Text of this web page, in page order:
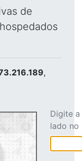
de
,
Digite
lado no